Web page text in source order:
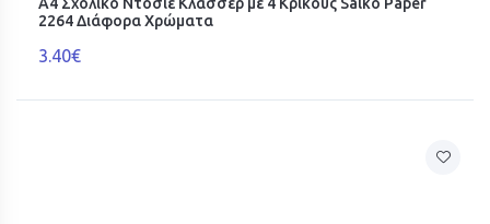
Α4 Σχολικό Ντοσιέ Κλασσέρ με 4 Κρίκους Salko Paper
2264 Διάφορα Χρώματα
3.40€